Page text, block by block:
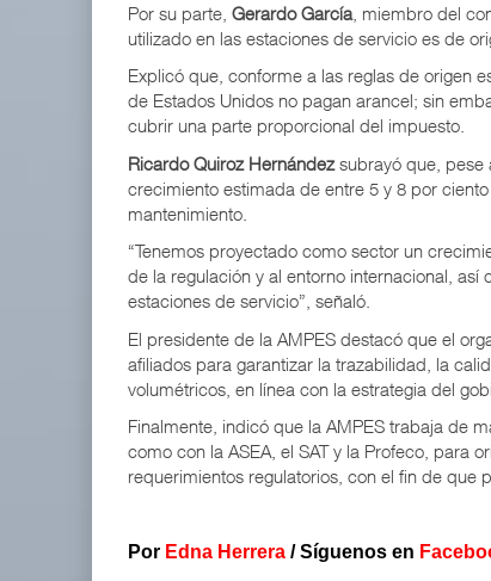
Por su parte, Gerardo García, miembro del
utilizado en las estaciones de servicio es de
Explicó que, conforme a las reglas de origen
de Estados Unidos no pagan arancel; sin
cubrir una parte proporcional del impuesto.
Ricardo Quiroz Hernándezsubrayó que, pese
crecimiento estimada de entre 5 y 8 por
mantenimiento.
“Tenemos proyectado como sector un
de la regulación y al entorno internacional,
estaciones de servicio”, señaló.
El presidente de la AMPES destacó que el
afiliados para garantizar la trazabilidad, la
volumétricos, en línea con la estrategia del
Finalmente, indicó que la AMPES trabaja de
como con la ASEA, el SAT y la Profeco, para
requerimientos regulatorios, con el fin de que
Por Edna Herrera /Síguenos en